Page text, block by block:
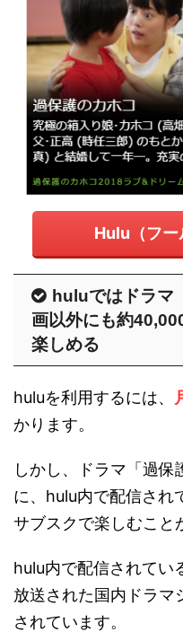
Hulu（フー
huluではドラマ
画以外にも約
楽しめる
huluを利用するには、
かります。
しかし、ドラマ「過
に、hulu内で配信され
サブスクで楽しむこと
hulu内で配信されてい
放送された国内ドラマ
されています。